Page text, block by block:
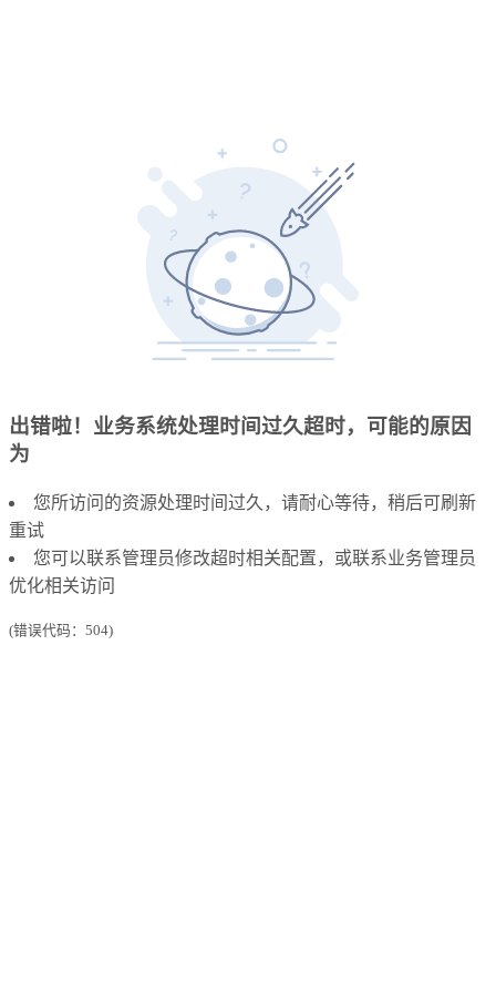
出错啦！业务系统处理时间过久超时，可能的原因
为
您所访问的资源处理时间过久，请耐心等待，稍后可刷新
重试
您可以联系管理员修改超时相关配置，或联系业务管理员
优化相关访问
(错误代码：504)